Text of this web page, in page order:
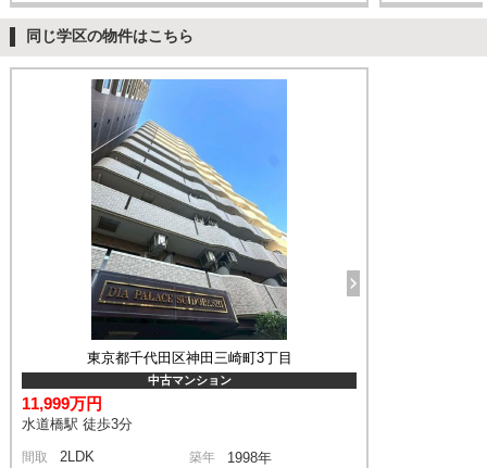
同じ学区の物件はこちら
東京都千代田区神田三崎町3丁目
中古マンション
11,999万円
水道橋駅 徒歩3分
間取 2LDK 築年 1998年